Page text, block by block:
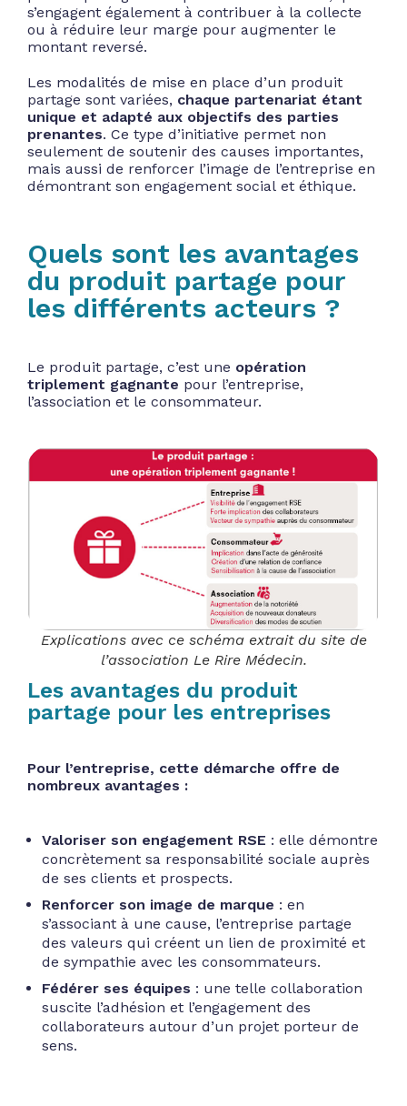
s’engagent également à contribuer à la collecte
ou à réduire leur marge pour augmenter le
montant reversé.
Les modalités de mise en place d’un produit
partage sont variées, chaque partenariat étant
unique et adapté aux objectifs des parties
prenantes. Ce type d’initiative permet non
seulement de soutenir des causes importantes,
mais aussi de renforcer l’image de l’entreprise en
démontrant son engagement social et éthique.
Quels sont les avantages
du produit partage pour
les différents acteurs ?
Le produit partage, c’est une opération
triplement gagnante pour l’entreprise,
l’association et le consommateur.
Explications avec ce schéma extrait du site de
l’association Le Rire Médecin.
Les avantages du produit
partage pour les entreprises
Pour l’entreprise, cette démarche offre de
nombreux avantages :
Valoriser son engagement RSE : elle démontre
concrètement sa responsabilité sociale auprès
de ses clients et prospects.
Renforcer son image de marque : en
s’associant à une cause, l’entreprise partage
des valeurs qui créent un lien de proximité et
de sympathie avec les consommateurs.
Fédérer ses équipes : une telle collaboration
suscite l’adhésion et l’engagement des
collaborateurs autour d’un projet porteur de
sens.